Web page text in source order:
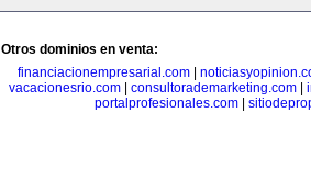
Otros dominios en venta:
financiacionempresarial.com
vacacionesrio.com
consultorademarketing.com
portalprofesionales.com|